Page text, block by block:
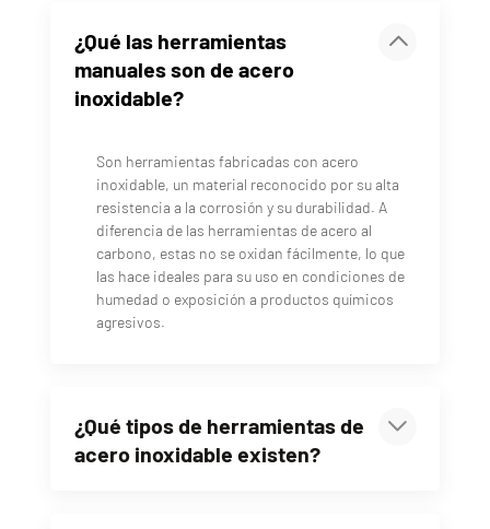
¿Qué las herramientas
manuales son de acero
inoxidable?
Son herramientas fabricadas con acero
inoxidable, un material reconocido por su alta
resistencia a la corrosión y su durabilidad. A
diferencia de las herramientas de acero al
carbono, estas no se oxidan fácilmente, lo que
las hace ideales para su uso en condiciones de
humedad o exposición a productos químicos
agresivos.
¿Qué tipos de herramientas de
acero inoxidable existen?